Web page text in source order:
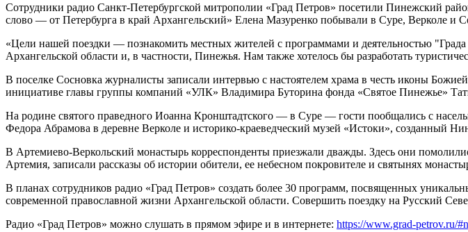
Сотрудники радио Санкт-Петербургской митрополии «Град Петров» посетили Пинежский
слово — от Петербурга в край Архангельский» Елена Мазуренко побывали в Суре, Верколе и
«Цели нашей поездки — познакомить местных жителей с программами и деятельностью
Архангельской области и, в частности, Пинежья. Нам также хотелось бы разработать
В поселке Сосновка журналисты записали интервью с настоятелем храма в честь иконы
инициативе главы группы компаний «УЛК» Владимира Буторина фонда «Святое Пинежье»
На родине святого праведного Иоанна Кронштадтского — в Суре — гости пообщались с
Федора Абрамова в деревне Верколе и историко-краеведческий музей «Истоки», созданный
В Артемиево-Веркольский монастырь корреспонденты приезжали дважды. Здесь они
Артемия, записали рассказы об истории обители, ее небесном покровителе и святынях
В планах сотрудников радио «Град Петров» создать более 30 программ, посвященных
современной православной жизни Архангельской области. Совершить поездку на Русский
Радио «Град Петров» можно слушать в прямом эфире и в интернете: https://www.grad-petrov.ru/